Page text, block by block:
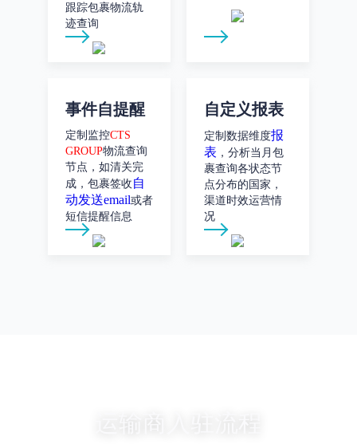
跟踪包裹物流轨
迹查询
事件自提醒
定制监控CTS
GROUP物流查询
节点，如清关完
成，包裹签收 自
动发送email或者
短信提醒信息
自定义报表
定制数据维度报
表 ，分析当月包
裹查询各状态节
点分布的国家，
渠道时效运营情
况